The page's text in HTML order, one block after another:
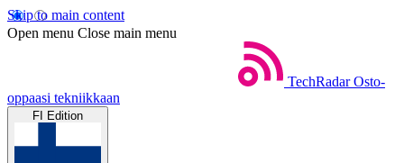
Skip to main content
Open menu Close main menu
TechRadar Osto-
oppaasi tekniikkaan
FI Edition